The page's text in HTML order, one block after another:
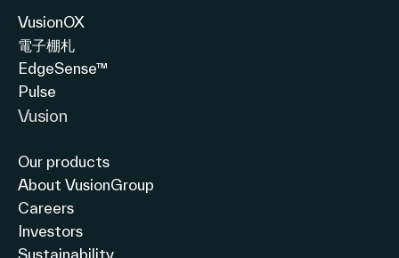
VusionOX
電子棚札
EdgeSense™
Pulse
Vusion
Our products
About VusionGroup
Careers
Investors
Sustainability